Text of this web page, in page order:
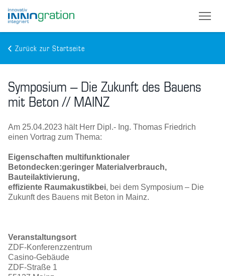
main
content
Zurück zur Startseite
Symposium – Die Zukunft des Bauens
mit Beton // MAINZ
Am 25.04.2023 hält Herr Dipl.- Ing. Thomas Friedrich
einen Vortrag zum Thema:
Eigenschaften multifunktionaler
Betondecken:geringer Materialverbrauch,
Bauteilaktivierung,
effiziente Raumakustikbei, bei dem Symposium – Die
Zukunft des Bauens mit Beton in Mainz.
Veranstaltungsort
ZDF-Konferenzzentrum
Casino-Gebäude
ZDF-Straße 1